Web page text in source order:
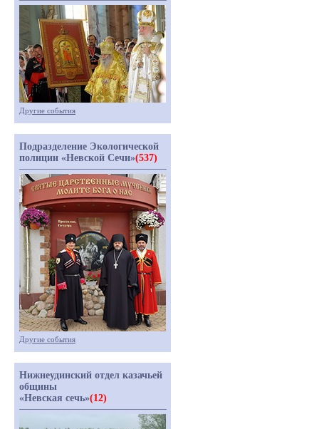
Другие события
Подразделение Экологической
полиции «Невской Сечи»(537)
Другие события
Нижнеудинский отдел казачьей
общины
«Невская сечь»(12)